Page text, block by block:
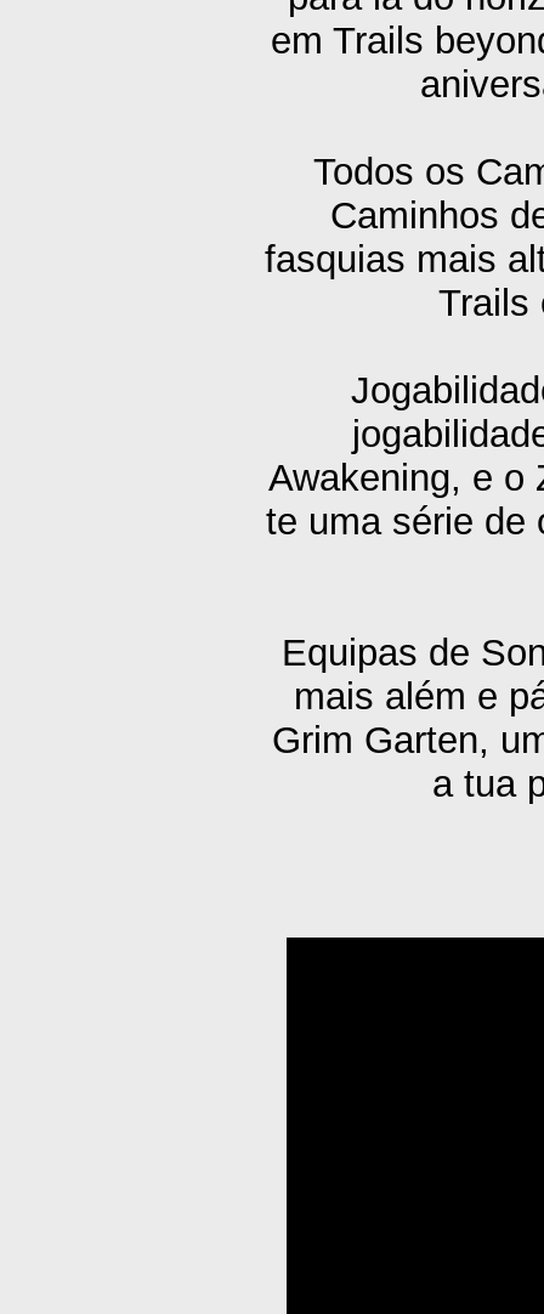
em Trails
Todos os
Caminhos
fasquias mais
Trails
Awakening, e o
te uma série de
Equipas de
mais além e
Grim Garten,
a tua